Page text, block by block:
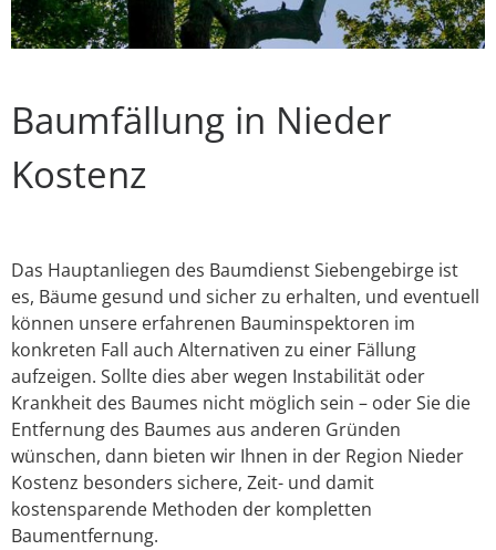
Baumfällung in Nieder
Kostenz
Das Hauptanliegen des Baumdienst Siebengebirge ist
es, Bäume gesund und sicher zu erhalten, und eventuell
können unsere erfahrenen Bauminspektoren im
konkreten Fall auch Alternativen zu einer Fällung
aufzeigen. Sollte dies aber wegen Instabilität oder
Krankheit des Baumes nicht möglich sein – oder Sie die
Entfernung des Baumes aus anderen Gründen
wünschen, dann bieten wir Ihnen in der Region Nieder
Kostenz besonders sichere, Zeit- und damit
kostensparende Methoden der kompletten
Baumentfernung.